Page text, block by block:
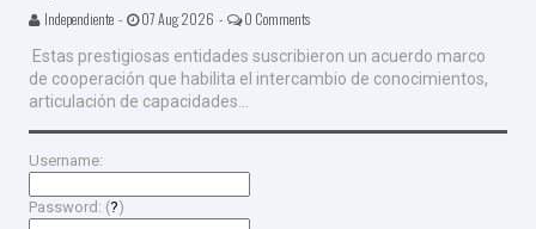
Independiente - 07 Aug 2026 - 0 Comments
Estas prestigiosas entidades suscribieron un acuerdo marco
de cooperación que habilita el intercambio de conocimientos,
articulación de capacidades...
Username:
Password: (?)